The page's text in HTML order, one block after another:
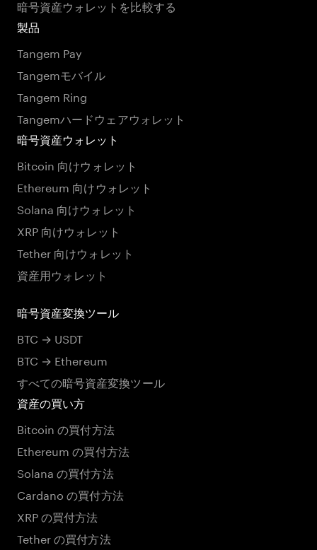
暗号資産ウォレットを比較する
製品
Tangem Pay
Tangemモバイル
Tangem Ring
Tangemハードウェアウォレット
暗号資産ウォレット
Bitcoin 向けウォレット
Ethereum 向けウォレット
Solana 向けウォレット
XRP 向けウォレット
Tether 向けウォレット
資産用ウォレット
暗号資産変換ツール
BTC → USDT
BTC → Ethereum
すべての暗号資産変換ツール
資産の買い方
Bitcoin の買付方法
Ethereum の買付方法
Solana の買付方法
Cardano の買付方法
XRP の買付方法
Tether の買付方法